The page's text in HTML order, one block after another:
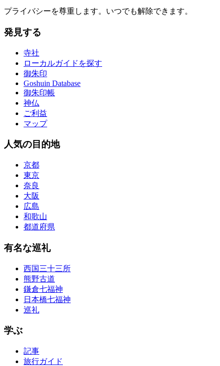
プライバシーを尊重します。いつでも解除できます。
発見する
寺社
ローカルガイドを探す
御朱印
Goshuin Database
御朱印帳
神仏
ご利益
マップ
人気の目的地
京都
東京
奈良
大阪
広島
和歌山
都道府県
有名な巡礼
西国三十三所
熊野古道
鎌倉七福神
日本橋七福神
巡礼
学ぶ
記事
旅行ガイド